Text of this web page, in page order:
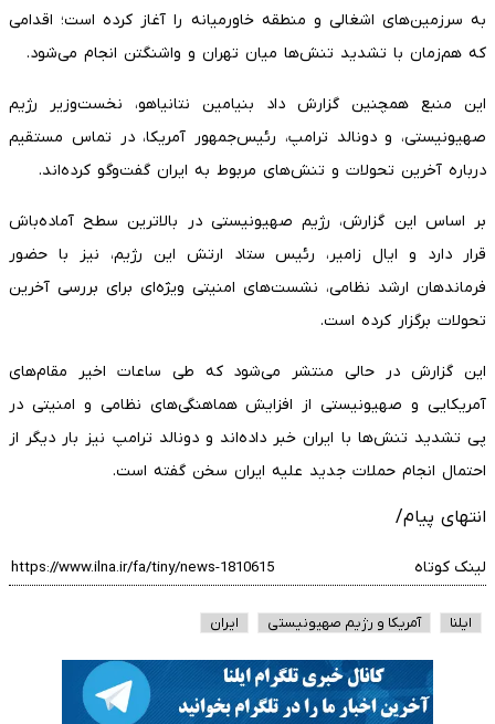
به سرزمین‌های اشغالی و منطقه خاورمیانه را آغاز کرده است؛ اقدامی
که هم‌زمان با تشدید تنش‌ها میان تهران و واشنگتن انجام می‌شود.
این منبع همچنین گزارش داد بنیامین نتانیاهو، نخست‌وزیر رژیم
صهیونیستی، و دونالد ترامپ، رئیس‌جمهور آمریکا، در تماس مستقیم
درباره آخرین تحولات و تنش‌های مربوط به ایران گفت‌وگو کرده‌اند.
بر اساس این گزارش، رژیم صهیونیستی در بالاترین سطح آماده‌باش
قرار دارد و ایال زامیر، رئیس ستاد ارتش این رژیم، نیز با حضور
فرماندهان ارشد نظامی، نشست‌های امنیتی ویژه‌ای برای بررسی آخرین
تحولات برگزار کرده است.
این گزارش در حالی منتشر می‌شود که طی ساعات اخیر مقام‌های
آمریکایی و صهیونیستی از افزایش هماهنگی‌های نظامی و امنیتی در
پی تشدید تنش‌ها با ایران خبر داده‌اند و دونالد ترامپ نیز بار دیگر از
احتمال انجام حملات جدید علیه ایران سخن گفته است.
انتهای پیام/
لینک کوتاه
ایلنا آمریکا و رژیم صهیونیستی ایران